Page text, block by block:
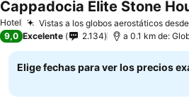
Hotel Vistas a los globos aerostáticos
Cappadocia Elite Stone
9,0 Excelente 2.134 a 0.1 km de:
Elige fechas para ver los precios